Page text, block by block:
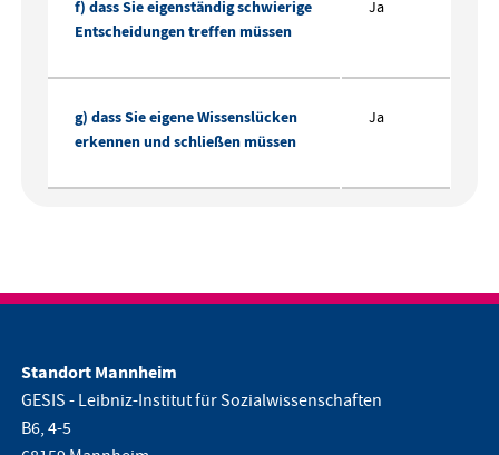
f) dass Sie eigenständig schwierige
Entscheidungen treffen müssen
Ja
g) dass Sie eigene Wissenslücken
erkennen und schließen müssen
Ja
Standort Mannheim
GESIS - Leibniz-Institut für Sozialwissenschaften
B6, 4-5